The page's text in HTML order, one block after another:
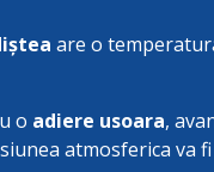
are o
o adiere usoara,
atmosferica va fi